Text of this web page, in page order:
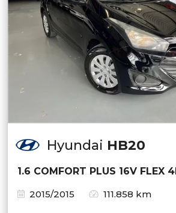
Hyundai HB20
1.6 COMFORT PLUS 16V FLEX
2015/2015
111.858 km